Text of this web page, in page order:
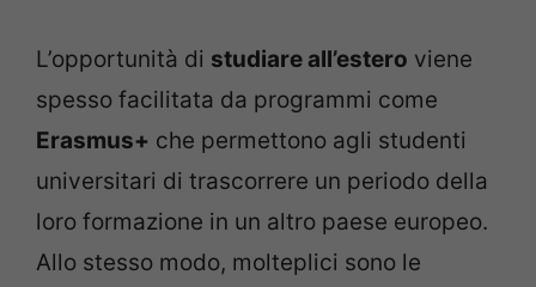
L’opportunità di studiare all’estero viene
spesso facilitata da programmi come
Erasmus+ che permettono agli studenti
universitari di trascorrere un periodo della
loro formazione in un altro paese europeo.
Allo stesso modo, molteplici sono le